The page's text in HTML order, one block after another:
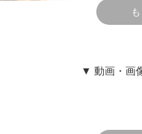
した黒系果実の芳醇な味
▼ 動画・画